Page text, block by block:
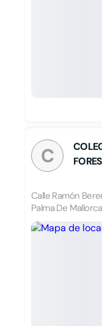
C
Calle Ramón
Palma De